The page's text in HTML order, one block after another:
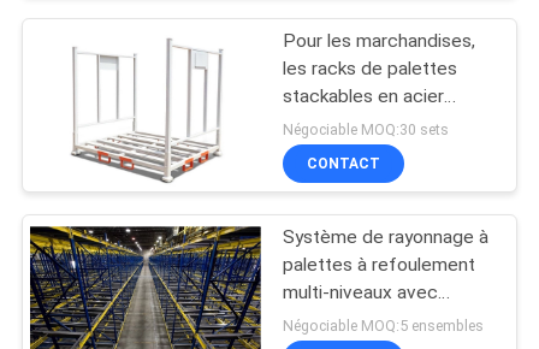
PRIVACY
POLICY
Pour les marchandises,
les racks de palettes
stackables en acier
enduit de poudre
Négociable MOQ:30 sets
CONTACT
Système de rayonnage à
palettes à refoulement
multi-niveaux avec
chariot mobile en acier
Négociable MOQ:5 ensembles